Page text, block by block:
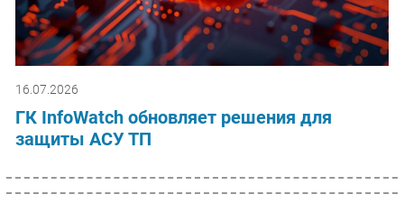
16.07.2026
ГК InfoWatch обновляет решения для
защиты АСУ ТП